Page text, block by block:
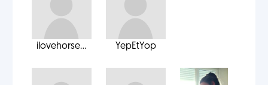
ilovehorse... YepEtYop